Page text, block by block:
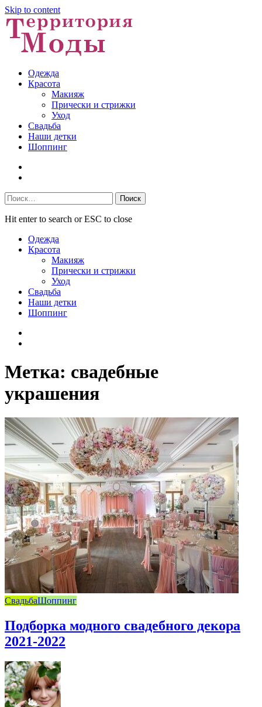
Skip to content
Одежда
Красота
Макияж
Прически и стрижки
Уход
Свадьба
Наши детки
Шоппинг
Найти:
Hit enter to search or ESC to close
Одежда
Красота
Макияж
Прически и стрижки
Уход
Свадьба
Наши детки
Шоппинг
Метка: свадебные
украшения
СвадьбаШоппинг
Подборка модного свадебного декора
2021-2022